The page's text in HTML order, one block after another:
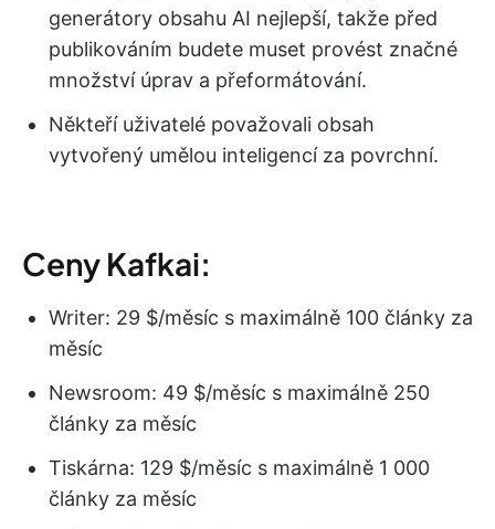
generátory obsahu AI nejlepší, takže před
publikováním budete muset provést značné
množství úprav a přeformátování.
Někteří uživatelé považovali obsah
vytvořený umělou inteligencí za povrchní.
Ceny Kafkai:
Writer: 29 $/měsíc s maximálně 100 články za
měsíc
Newsroom: 49 $/měsíc s maximálně 250
články za měsíc
Tiskárna: 129 $/měsíc s maximálně 1 000
články za měsíc